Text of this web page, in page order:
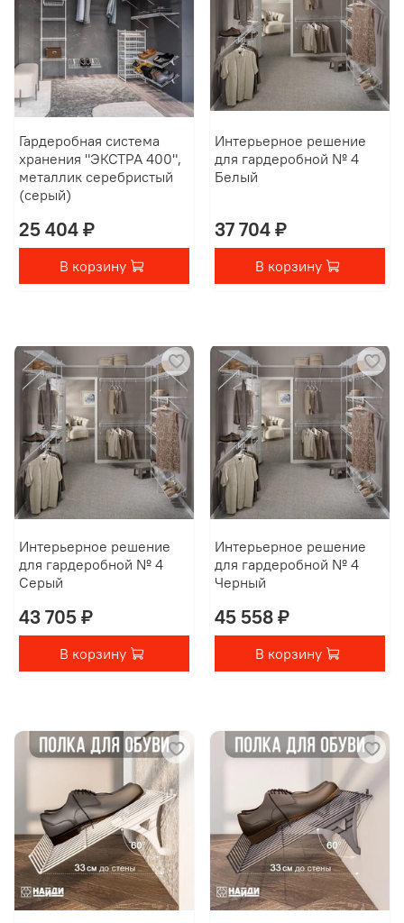
Гардеробная система
хранения "ЭКСТРА 400",
металлик серебристый
(серый)
25 404 ₽
В корзину
Интерьерное решение
для гардеробной № 4
Белый
37 704 ₽
В корзину
Интерьерное решение
для гардеробной № 4
Серый
43 705 ₽
В корзину
Интерьерное решение
для гардеробной № 4
Черный
45 558 ₽
В корзину